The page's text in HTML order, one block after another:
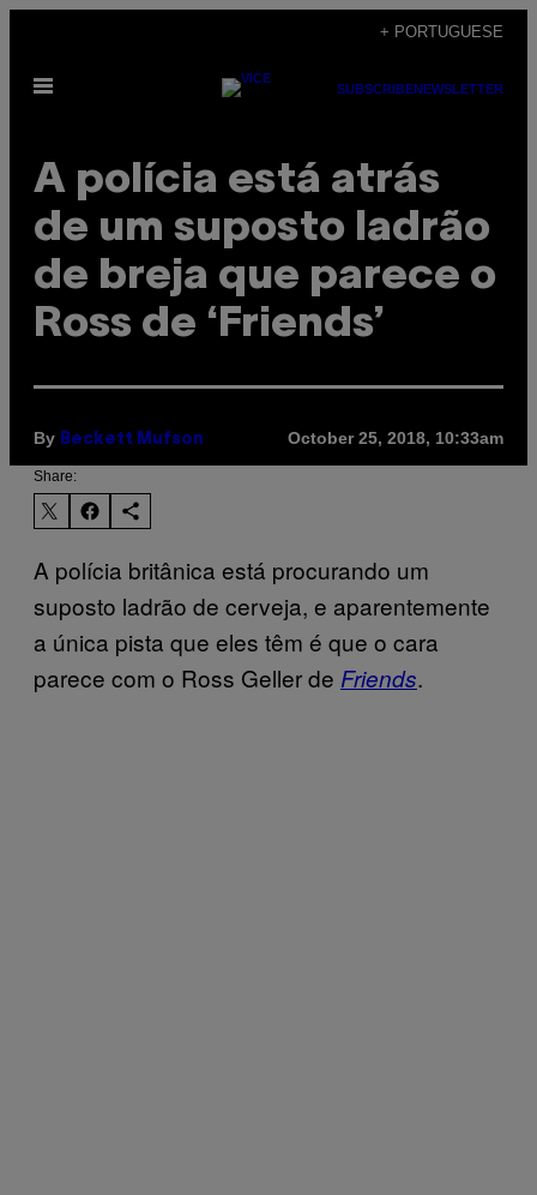
content
+ PORTUGUESE
Open
SUBSCRIBENEWSLETTER
A polícia está atrás
de um suposto ladrão
de breja que parece o
Ross de ‘Friends’
By Beckett Mufson October 25, 2018, 10:33am
Share:
A polícia britânica está procurando um
suposto ladrão de cerveja, e aparentemente
a única pista que eles têm é que o cara
parece com o Ross Geller de Friends.